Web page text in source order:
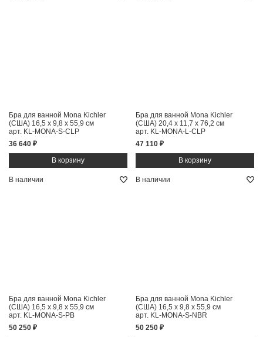
Бра для ванной Mona Kichler
(США) 16,5 x 9,8 x 55,9 см
арт. KL-MONA-S-CLP
36 640 ₽
Бра для ванной Mona Kichler
(США) 20,4 x 11,7 x 76,2 см
арт. KL-MONA-L-CLP
47 110 ₽
В наличии
Бра для ванной Mona Kichler
(США) 16,5 x 9,8 x 55,9 см
арт. KL-MONA-S-PB
50 250 ₽
В наличии
Бра для ванной Mona Kichler
(США) 16,5 x 9,8 x 55,9 см
арт. KL-MONA-S-NBR
50 250 ₽